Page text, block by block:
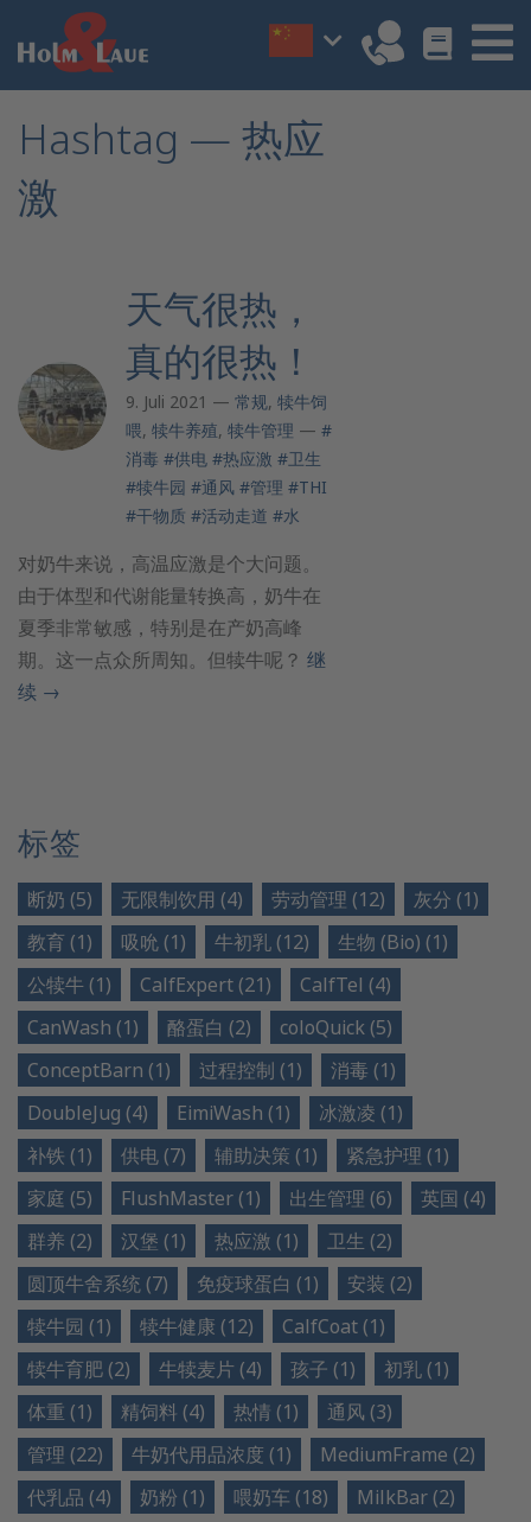
Hashtag — 热应
激
天气很热，
真的很热！
9. Juli 2021 — 常规, 犊牛饲
喂, 犊牛养殖, 犊牛管理 — #
消毒 #供电 #热应激 #卫生
#犊牛园 #通风 #管理 #THI
#干物质 #活动走道 #水
对奶牛来说，高温应激是个大问题。
由于体型和代谢能量转换高，奶牛在
夏季非常敏感，特别是在产奶高峰
期。这一点众所周知。但犊牛呢？ 继
续 →
标签
断奶 (5) 无限制饮用 (4) 劳动管理 (12)
灰分 (1)
教育 (1)
吸吮 (1) 牛初乳 (12)
生物 (Bio) (1)
公犊牛 (1)
CalfExpert (21)
CalfTel (4)
CanWash (1)
酪蛋白 (2)
coloQuick (5)
ConceptBarn (1)
过程控制 (1)
消毒 (1)
DoubleJug (4)
EimiWash (1)
冰激凌 (1)
补铁 (1)
供电 (7) 辅助决策 (1)
紧急护理 (1)
家庭 (5)
FlushMaster (1) 出生管理 (6)
英国 (4)
群养 (2)
汉堡 (1) 热应激 (1)
卫生 (2)
圆顶牛舍系统 (7)
免疫球蛋白 (1)
安装 (2)
犊牛园 (1)
犊牛健康 (12)
CalfCoat (1)
犊牛育肥 (2)
牛犊麦片 (4) 孩子 (1)
初乳 (1)
体重 (1)
精饲料 (4) 热情 (1)
通风 (3)
管理 (22)
牛奶代用品浓度 (1)
MediumFrame (2)
代乳品 (4)
奶粉 (1) 喂奶车 (18)
MilkBar (2)